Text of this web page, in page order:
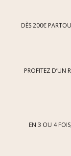
DÈS 200€
PROFITEZ D’UN
EN 3 OU 4